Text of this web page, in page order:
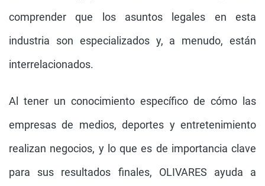
comprender que los asuntos legales en esta
industria son especializados y, a menudo, están
interrelacionados.
Al tener un conocimiento específico de cómo las
empresas de medios, deportes y entretenimiento
realizan negocios, y lo que es de importancia clave
para sus resultados finales, OLIVARES ayuda a